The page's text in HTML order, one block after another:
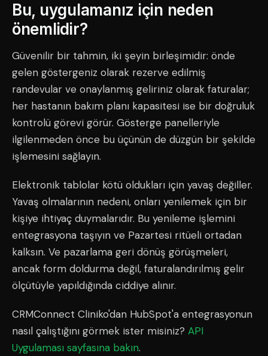
Bu, uygulamanız için neden
önemlidir?
Güvenilir bir tahmin, iki şeyin birleşimidir: önde
gelen göstergeniz olarak rezerve edilmiş
randevular ve onaylanmış geliriniz olarak faturalar;
her hastanın bakım planı kapasitesi ise bir doğruluk
kontrolü görevi görür. Gösterge panelleriyle
ilgilenmeden önce bu üçünün de düzgün bir şekilde
işlemesini sağlayın.
Elektronik tablolar kötü oldukları için yavaş değiller.
Yavaş olmalarının nedeni, onları yenilemek için bir
kişiye ihtiyaç duymalarıdır. Bu yenileme işlemini
entegrasyona taşıyın ve Pazartesi ritüeli ortadan
kalksın. Ve pazarlama geri dönüş görüşmeleri,
ancak form doldurma değil, faturalandırılmış gelir
ölçütüyle yapıldığında ciddiye alınır.
CRMConnect Cliniko'dan HubSpot'a entegrasyonun
nasıl çalıştığını görmek ister misiniz? API
Uygulaması sayfasına bakın.